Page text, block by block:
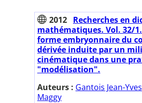
2012 Recherches en
mathématiques. Vol. 32/1.
forme embryonnaire du
dérivée induite par un
cinématique dans une
"modélisation".
Auteurs : Gantois Jean-Yves
Maggy